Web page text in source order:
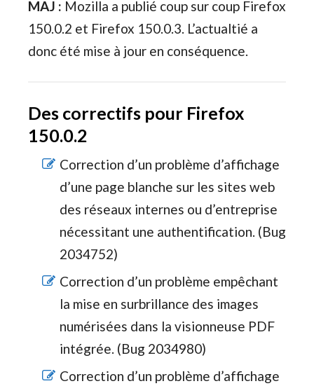
MAJ : Mozilla a publié coup sur coup Firefox
150.0.2 et Firefox 150.0.3. L’actualtié a
donc été mise à jour en conséquence.
Des correctifs pour Firefox
150.0.2
Correction d’un problème d’affichage
d’une page blanche sur les sites web
des réseaux internes ou d’entreprise
nécessitant une authentification. (Bug
2034752)
Correction d’un problème empêchant
la mise en surbrillance des images
numérisées dans la visionneuse PDF
intégrée. (Bug 2034980)
Correction d’un problème d’affichage